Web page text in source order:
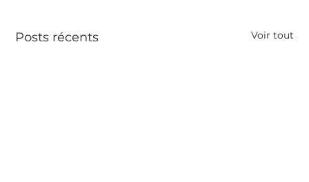
Posts récents Voir tout